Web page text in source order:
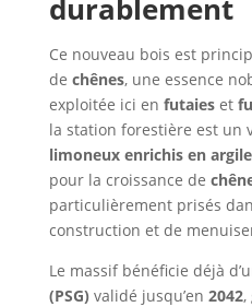
durablement
Ce nouveau bois est
de chênes, une essence
exploitée ici en futaieset
la station forestière est un
limoneux enrichis en argile
pour la croissance de
particulièrement prisés
construction et de
Le massif bénéficie déjà
(PSG) validé jusqu’en 2042,